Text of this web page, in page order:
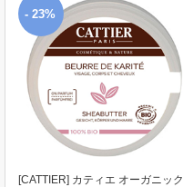
- 23%
[CATTIER] カティエ オーガニック